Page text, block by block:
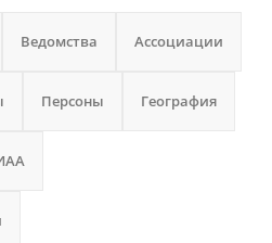
Ведомства Ассоциации
Персоны География